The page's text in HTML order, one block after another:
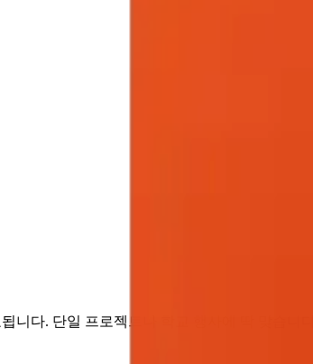
니다. 단일 프로젝트나 학교 행사에 딱 맞습니다.